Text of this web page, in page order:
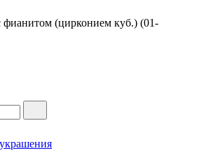
фианитом (цирконием куб.) (01-